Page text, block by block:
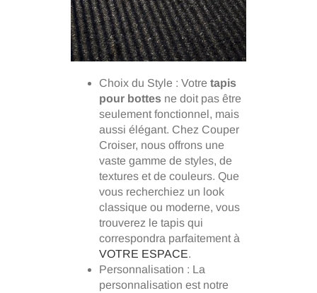
Choix du Style : Votre tapis
pour bottes ne doit pas être
seulement fonctionnel, mais
aussi élégant. Chez Couper
Croiser, nous offrons une
vaste gamme de styles, de
textures et de couleurs. Que
vous recherchiez un look
classique ou moderne, vous
trouverez le tapis qui
correspondra parfaitement à
VOTRE ESPACE.
Personnalisation : La
personnalisation est notre